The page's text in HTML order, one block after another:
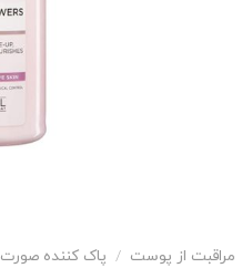
مراقبت از پوست / پاک کننده صورت